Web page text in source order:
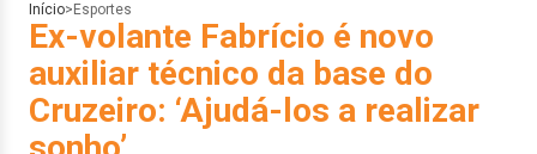
Início> Esportes
Ex-volante Fabrício é novo
auxiliar técnico da base do
Cruzeiro: ‘Ajudá-los a realizar